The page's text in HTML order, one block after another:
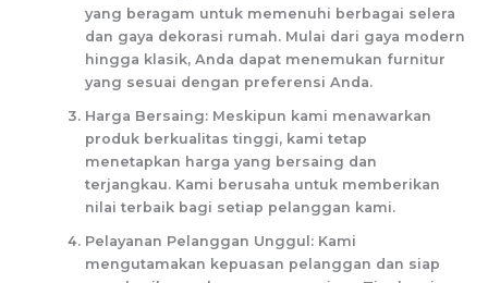
yang beragam untuk memenuhi berbagai selera
dan gaya dekorasi rumah. Mulai dari gaya modern
hingga klasik, Anda dapat menemukan furnitur
yang sesuai dengan preferensi Anda.
Harga Bersaing: Meskipun kami menawarkan
produk berkualitas tinggi, kami tetap
menetapkan harga yang bersaing dan
terjangkau. Kami berusaha untuk memberikan
nilai terbaik bagi setiap pelanggan kami.
Pelayanan Pelanggan Unggul: Kami
mengutamakan kepuasan pelanggan dan siap